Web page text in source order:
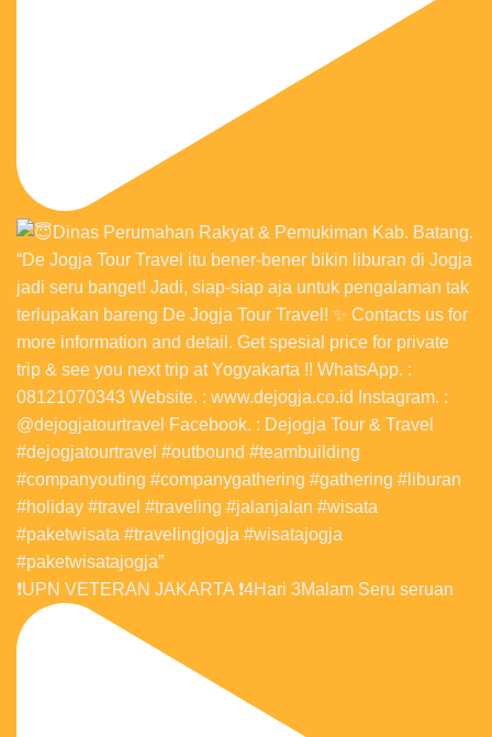
❗️UPN VETERAN JAKARTA ❗️4Hari 3Malam Seru seruan